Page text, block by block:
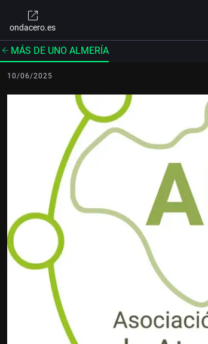
ondacero.es
MÁS DE UNO ALMERÍA
10/06/2025